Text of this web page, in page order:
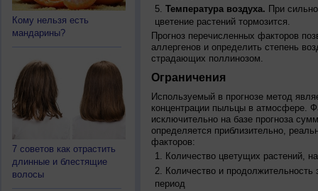
Кому нельзя есть
мандарины?
7 советов как отрастить
длинные и блестящие
волосы
Температура воздуха. При
цветение растений тормозится.
Прогноз перечисленных факторов
аллергенов и определить степень
страдающих поллинозом.
Ограничения
Используемый в прогнозе метод
концентрации пыльцы в атмосфере.
исключительно на базе прогноза
определяется приблизительно,
факторов:
Количество цветущих растений,
Количество и продолжительность
период